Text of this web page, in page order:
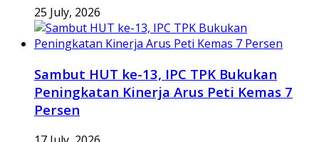
25 July, 2026
Sambut HUT ke-13, IPC TPK Bukukan
Peningkatan Kinerja Arus Peti Kemas 7
Persen